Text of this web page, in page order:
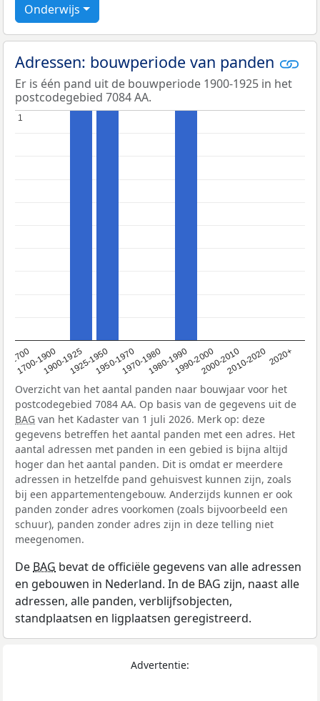
Onderwijs
Adressen: bouwperiode van panden
Er is één pand uit de bouwperiode 1900-1925 in het
postcodegebied 7084 AA.
<1700
1700-19001900-19251925-19501950-19701970-19801980-19901990-20002000-20102010-20202020+
1
1
Overzicht van het aantal panden naar bouwjaar voor het
postcodegebied 7084 AA. Op basis van de gegevens uit de
BAG van het Kadaster van 1 juli 2026. Merk op: deze
gegevens betreffen het aantal panden met een adres. Het
aantal adressen met panden in een gebied is bijna altijd
hoger dan het aantal panden. Dit is omdat er meerdere
adressen in hetzelfde pand gehuisvest kunnen zijn, zoals
bij een appartementengebouw. Anderzijds kunnen er ook
panden zonder adres voorkomen (zoals bijvoorbeeld een
schuur), panden zonder adres zijn in deze telling niet
meegenomen.
De BAG bevat de officiële gegevens van alle adressen
en gebouwen in Nederland. In de BAG zijn, naast alle
adressen, alle panden, verblijfsobjecten,
standplaatsen en ligplaatsen geregistreerd.
Advertentie: